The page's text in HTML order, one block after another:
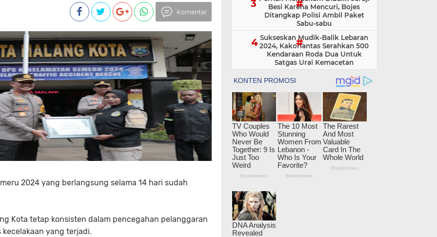
Komentar
2024 yang berlangsung selama 14 hari sudah
Kota tetap konsisten dalam pencegahan pelanggaran
yang terjadi.
Besi Karena Mencuri, Bojes
Ditangkap Polisi Ambil Paket
Sabu-sabu
Sukseskan Mudik-Balik Lebaran
2024, Kakorlantas Serahkan 500
Kendaraan Roda Dua Untuk
Satgas Urai Kemacetan